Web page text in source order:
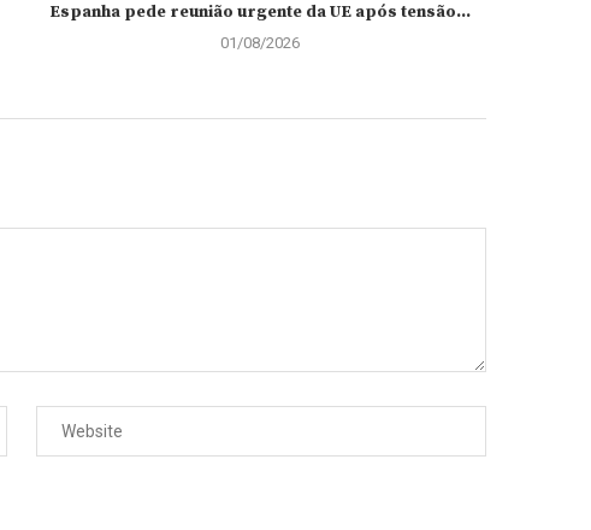
Espanha pede reunião urgente da UE após tensão...
01/08/2026